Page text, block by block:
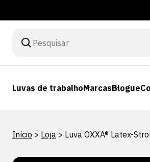
Luvas de trabalhoMarcasBlogue
Início > Loja > Luva OXXA® Latex-